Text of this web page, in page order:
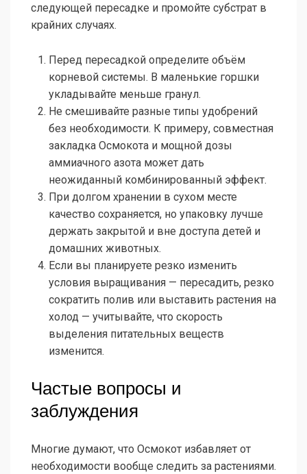
следующей пересадке и промойте субстрат в
крайних случаях.
Перед пересадкой определите объём
корневой системы. В маленькие горшки
укладывайте меньше гранул.
Не смешивайте разные типы удобрений
без необходимости. К примеру, совместная
закладка Осмокота и мощной дозы
аммиачного азота может дать
неожиданный комбинированный эффект.
При долгом хранении в сухом месте
качество сохраняется, но упаковку лучше
держать закрытой и вне доступа детей и
домашних животных.
Если вы планируете резко изменить
условия выращивания — пересадить, резко
сократить полив или выставить растения на
холод — учитывайте, что скорость
выделения питательных веществ
изменится.
Частые вопросы и
заблуждения
Многие думают, что Осмокот избавляет от
необходимости вообще следить за растениями.